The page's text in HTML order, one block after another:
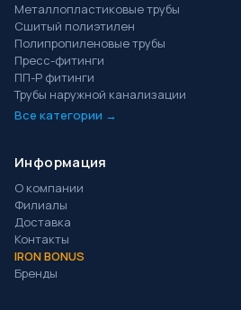
Металлопластиковые трубы
Сшитый полиэтилен
Полипропиленовые трубы
Пресс-фитинги
ПП-Р фитинги
Трубы наружной канализации
Все категории →
Информация
О компании
Филиалы
Доставка
Контакты
IRON BONUS
Бренды